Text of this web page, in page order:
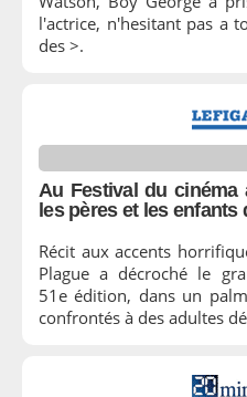
l'actrice, n'hesitant pas a
des >.
Au Festival du cinéma
les pères et les enfants
Récit aux accents
Plague a décroché le
51e édition, dans un
confrontés à des adultes